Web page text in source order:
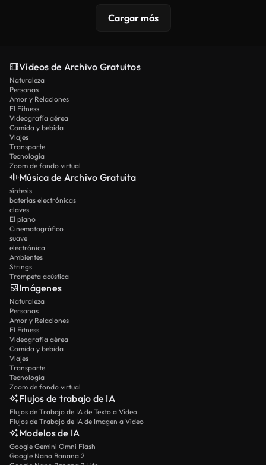
Cargar más
Vídeos de Archivo Gratuitos
Naturaleza
Personas
Amor y Relaciones
El Fitness
Videografía aérea
Comida y bebida
Viajes
Transporte
Tecnología
Zoom de fondo virtual
Música de Archivo Gratuita
síntesis
baterías electrónicas
claves
El piano
Cinematográfico
suave
electrónica
Ambientes
Strings
Trompeta acústica
Imágenes
Naturaleza
Personas
Amor y Relaciones
El Fitness
Videografía aérea
Comida y bebida
Viajes
Transporte
Tecnología
Zoom de fondo virtual
Flujos de trabajo de IA
Flujos de Trabajo de IA de Texto a Vídeo
Flujos de Trabajo de IA de Imagen a Vídeo
Modelos de IA
Google Gemini Omni Flash
Google Nano Banana 2